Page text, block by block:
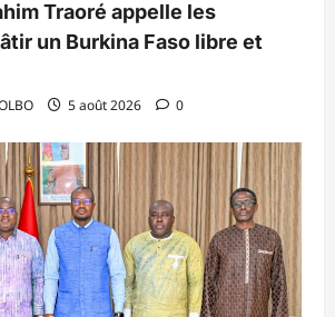
Traoré appelle les
un Burkina Faso libre et
5 août 2026 0